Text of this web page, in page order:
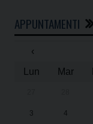
APPUNTAMENTI
‹
Lun
Mar
3 4